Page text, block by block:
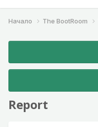
Начало The BootRoom
Report